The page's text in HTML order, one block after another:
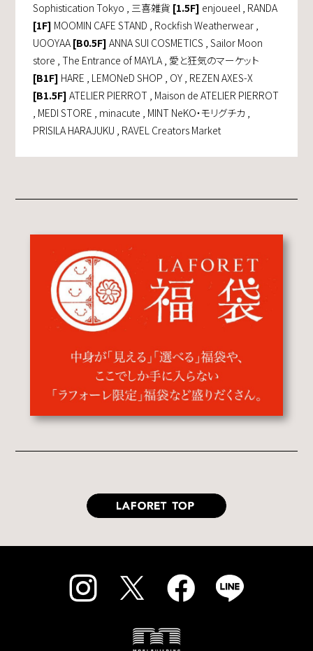
Sophistication Tokyo , 三喜雑貨 [1.5F] enjoueel , RANDA
[1F] MOOMIN CAFE STAND , Rockfish Weatherwear ,
UOOYAA [B0.5F] ANNA SUI COSMETICS , Sailor Moon
store , The Entrance of MAYLA , 愛と狂気のマーケット
[B1F] HARE , LEMONeD SHOP , OY , REZEN AXES-X
[B1.5F] ATELIER PIERROT , Maison de ATELIER PIERROT
, MEDI STORE , minacute , MINT NeKO・モリグチカ ,
PRISILA HARAJUKU , RAVEL Creators Market
Instagram Twitter Facebook